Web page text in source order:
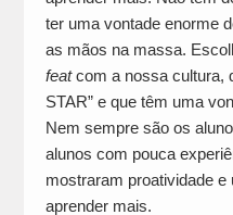
ter uma vontade enorme
as mãos na massa.
featcom a nossa cultura,
STAR” e que têm uma
Nem sempre são os
alunos com pouca
mostraram proatividade
aprender mais.